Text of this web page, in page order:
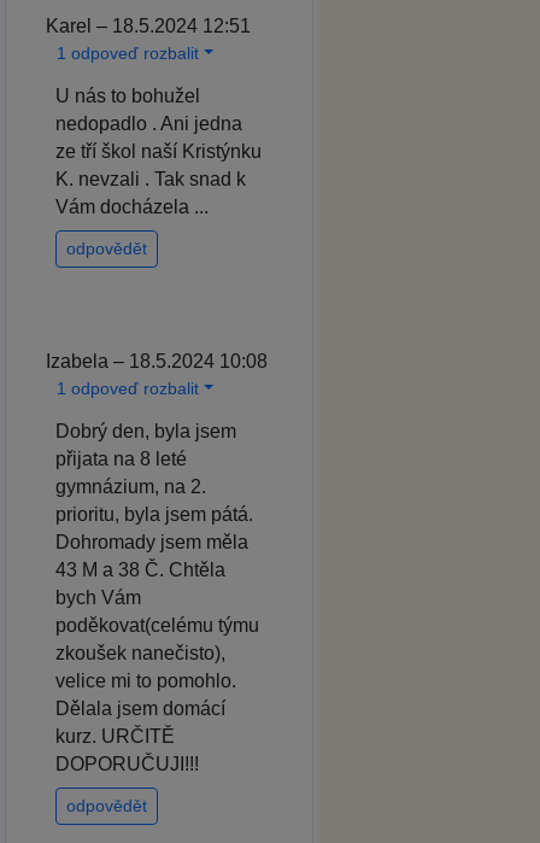
Karel – 18.5.2024 12:51
1 odpoveď rozbalit
U nás to bohužel
nedopadlo . Ani jedna
ze tří škol naší Kristýnku
K. nevzali . Tak snad k
Vám docházela ...
odpovědět
Izabela – 18.5.2024 10:08
1 odpoveď rozbalit
Dobrý den, byla jsem
přijata na 8 leté
gymnázium, na 2.
prioritu, byla jsem pátá.
Dohromady jsem měla
43 M a 38 Č. Chtěla
bych Vám
poděkovat(celému týmu
zkoušek nanečisto),
velice mi to pomohlo.
Dělala jsem domácí
kurz. URČITĚ
DOPORUČUJI!!!
odpovědět